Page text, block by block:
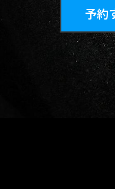
予約